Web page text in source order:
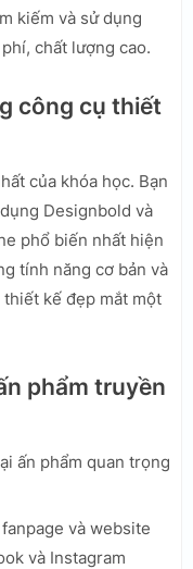
kiếm và sử dụng
chất lượng cao.
công cụ thiết
của khóa học. Bạn
Designbold và
phổ biến nhất hiện
tính năng cơ bản và
kế đẹp mắt một
phẩm truyền
ấn phẩm quan trọng
và website
và Instagram